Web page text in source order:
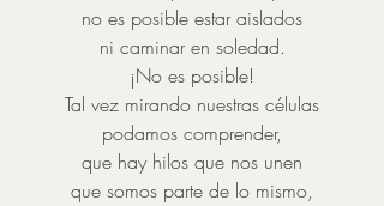
no es posible estar aislados
ni caminar en soledad.
¡No es posible!
Tal vez mirando nuestras células
podamos comprender,
que hay hilos que nos unen
que somos parte de lo mismo,